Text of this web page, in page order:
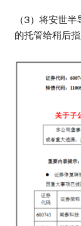
（3）将安世
的托管给稍后